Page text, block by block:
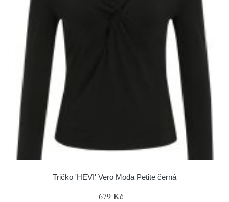
Tričko 'HEVI' Vero Moda Petite černá
679 Kč